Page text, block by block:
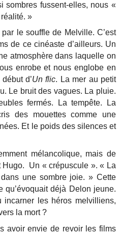
sombres fussent-elles, nous «
»
le souffle de Melville. C’est
de ce cinéaste d’ailleurs. Un
atmosphère dans laquelle on
enrobe et nous englobe en
d’Un flic. La mer au petit
Le bruit des vagues. La pluie.
fermés. La tempête. La
des mouettes comme une
Et le poids des silences et
mélancolique, mais de
Hugo. Un « crépuscule ». « La
une sombre joie. » Cette
qu’évoquait déjà Delon jeune.
les héros melvilliens,
la mort ?
avoir envie de revoir les films